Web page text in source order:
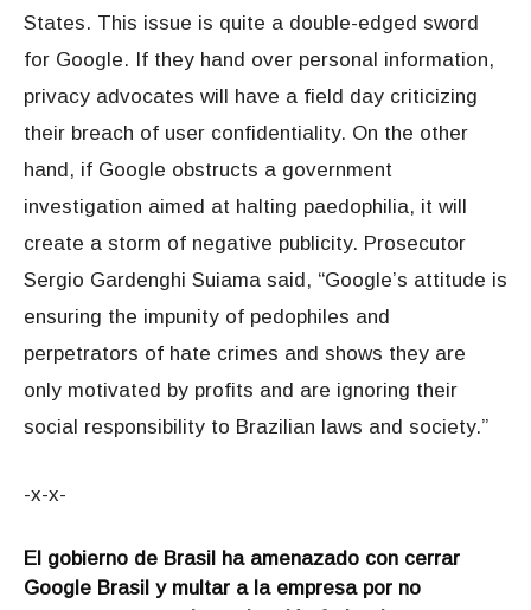
States. This issue is quite a double-edged sword
for Google. If they hand over personal information,
privacy advocates will have a field day criticizing
their breach of user confidentiality. On the other
hand, if Google obstructs a government
investigation aimed at halting paedophilia, it will
create a storm of negative publicity. Prosecutor
Sergio Gardenghi Suiama said, “Google’s attitude is
ensuring the impunity of pedophiles and
perpetrators of hate crimes and shows they are
only motivated by profits and are ignoring their
social responsibility to Brazilian laws and society.”
-x-x-
El gobierno de Brasil ha amenazado con cerrar
Google Brasil y multar a la empresa por no